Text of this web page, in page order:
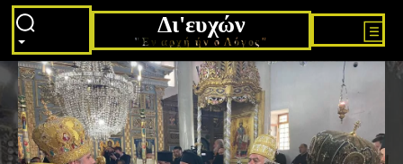
Δι'ευχών
"Εν αρχή ήν ο Λόγος"